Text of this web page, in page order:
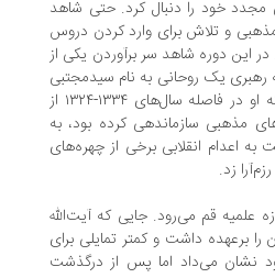
را دنبال کرد. حتی شاهد
تلاش برای وارد کردن دروس
شاهد سر برآوردن یکی از
یک روحانی به نام سیدمجتبی
نواب صفوی هستیم. گروهی که او در فاصله سال‌های ۱۳۳۴-۱۳۲۴ از
سازماندهی کرده بود، به
انقلابی برخی از چهره‌های
می‌رود. جایی که آیت‌الله
آن را برعهده داشت و کمتر تمایلی برای
می‌داد اما پس از درگذشت